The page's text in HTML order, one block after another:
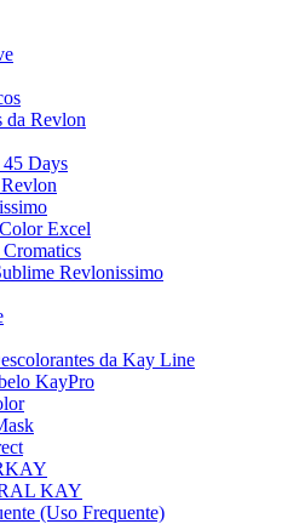
da Revlon
Days
Excel
Revlonissimo
da Kay Line
KayPro
KAY
(Uso Frequente)